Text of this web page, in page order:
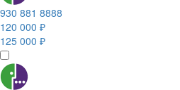
930 881 8888
120 000 ₽
125 000 ₽